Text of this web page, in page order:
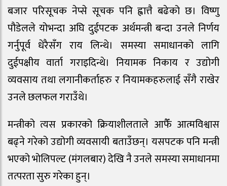
बजार परिसूचक नेप्से सूचक पनि ह्वात्तै बढेको छ। विष्णु
पौडेलले योभन्दा अघि दुईपटक अर्थमन्त्री बन्दा उनले निर्णय
गर्नुपूर्व धेरैसँग राय लिन्थे। समस्या समाधानको लागि
दुईपक्षीय वार्ता गराइदिन्थे। नियामक निकाय र उद्योगी
व्यवसाय तथा लगानीकर्ताहरु र नियामकहरुलाई सँगै राखेर
उनले छलफल गराउँथे।
मन्त्रीको त्यस प्रकारको क्रियाशीलताले आफैँ आत्मविश्वास
बढ्ने गरेको उद्योगी व्यवसायी बताउँछन्। यसपटक पनि मन्त्री
भएको भोलिपल्ट (मंगलबार) देखि नै उनले समस्या समाधानमा
तत्परता सुरु गरेका हुन्।